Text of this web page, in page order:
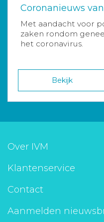
Coronanieuws
Met aandacht voor
zaken rondom
het coronavirus.
Bekijk
Over IVM
Klantenservice
Contact
Aanmelden